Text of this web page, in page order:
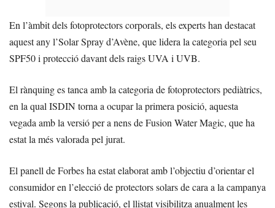
En l’àmbit dels fotoprotectors corporals, els experts han destacat
aquest any l’Solar Spray d’Avène, que lidera la categoria pel seu
SPF50 i protecció davant dels raigs UVA i UVB.
El rànquing es tanca amb la categoria de fotoprotectors pediàtrics,
en la qual ISDIN torna a ocupar la primera posició, aquesta
vegada amb la versió per a nens de Fusion Water Magic, que ha
estat la més valorada pel jurat.
El panell de Forbes ha estat elaborat amb l’objectiu d’orientar el
consumidor en l’elecció de protectors solars de cara a la campanya
estival. Segons la publicació, el llistat visibilitza anualment les